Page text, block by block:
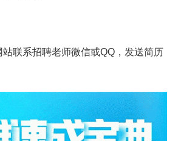
站联系招聘老师微信或QQ，发送简历